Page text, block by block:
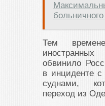
Тем
обвинило
в инциденте с
суднами,
переход из